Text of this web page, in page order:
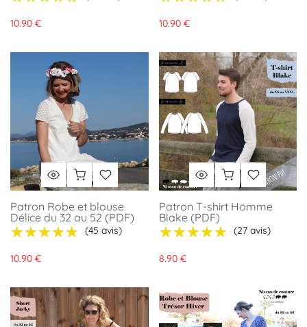
10.90 € 10.90 €
Patron Robe et blouse
Délice du 32 au 52 (PDF)
★★★★★
★★★★★ (45 avis)
10.90 €
Patron T-shirt Homme
Blake (PDF)
★★★★★
★★★★★ (27 avis)
8.90 €